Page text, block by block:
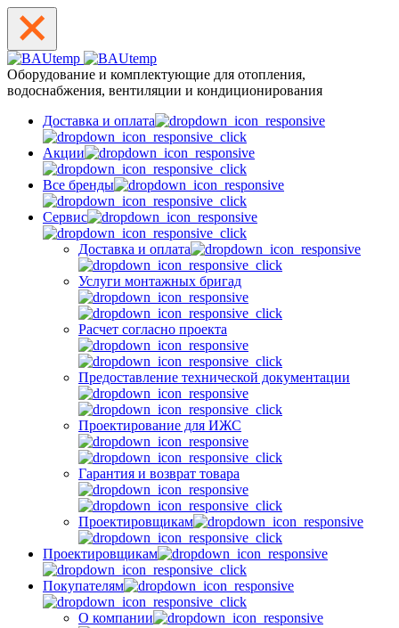
Оборудование и комплектующие для отопления,
водоснабжения, вентиляции и кондиционирования
Доставка и оплата
Акции
Все бренды
Сервис
Доставка и оплата
Услуги монтажных бригад
Расчет согласно проекта
Предоставление технической документации
Проектирование для ИЖС
Гарантия и возврат товара
Проектировщикам
Проектировщикам
Покупателям
О компании